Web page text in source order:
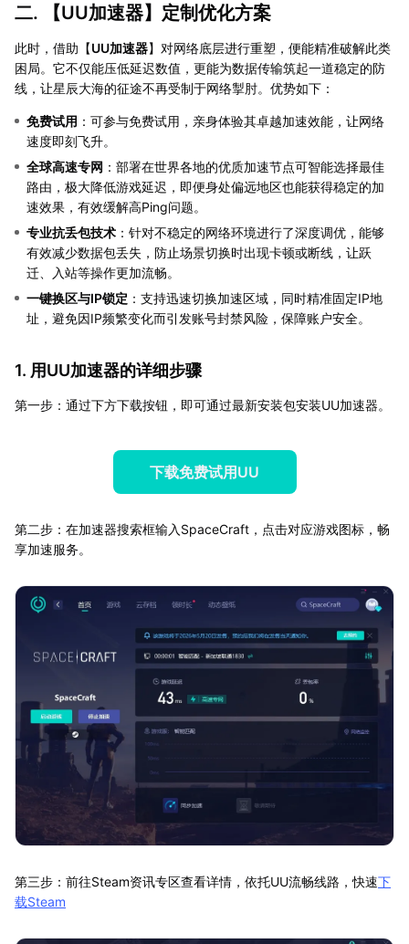
二. 【UU加速器】定制优化方案
此时，借助【UU加速器】对网络底层进行重塑，便能精准破解此类
困局。它不仅能压低延迟数值，更能为数据传输筑起一道稳定的防
线，让星辰大海的征途不再受制于网络掣肘。优势如下：
免费试用 ：可参与免费试用，亲身体验其卓越加速效能，让网络
速度即刻飞升。
全球高速专网 ：部署在世界各地的优质加速节点可智能选择最佳
路由，极大降低游戏延迟，即便身处偏远地区也能获得稳定的加
速效果，有效缓解高Ping问题。
专业抗丢包技术 ：针对不稳定的网络环境进行了深度调优，能够
有效减少数据包丢失，防止场景切换时出现卡顿或断线，让跃
迁、入站等操作更加流畅。
一键换区与IP锁定 ：支持迅速切换加速区域，同时精准固定IP地
址，避免因IP频繁变化而引发账号封禁风险，保障账户安全。
1. 用UU加速器的详细步骤
第一步：通过下方下载按钮，即可通过最新安装包安装UU加速器。
下载免费试用UU
第二步：在加速器搜索框输入SpaceCraft，点击对应游戏图标，畅
享加速服务。
第三步：前往Steam资讯专区查看详情，依托UU流畅线路，快速下
载Steam